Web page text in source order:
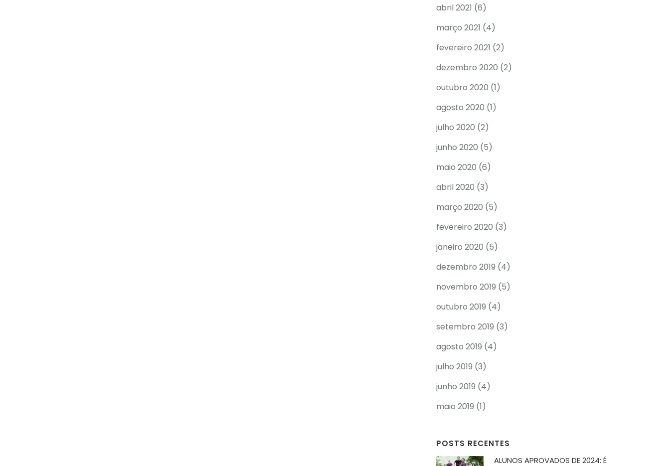
abril 2021 (6)
março 2021 (4)
fevereiro 2021 (2)
dezembro 2020 (2)
outubro 2020 (1)
agosto 2020 (1)
julho 2020 (2)
junho 2020 (5)
maio 2020 (6)
abril 2020 (3)
março 2020 (5)
fevereiro 2020 (3)
janeiro 2020 (5)
dezembro 2019 (4)
novembro 2019 (5)
outubro 2019 (4)
setembro 2019 (3)
agosto 2019 (4)
julho 2019 (3)
junho 2019 (4)
maio 2019 (1)
POSTS RECENTES
ALUNOS APROVADOS DE 2024: É